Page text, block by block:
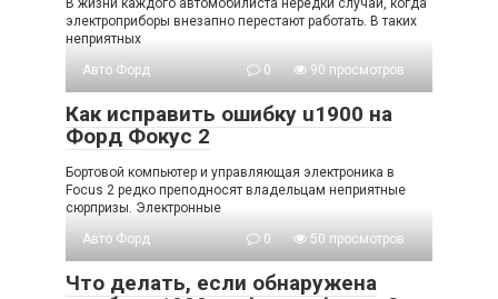
В жизни каждого автомобилиста нередки случаи, когда
электроприборы внезапно перестают работать. В таких
неприятных
Авто Форд
0 90 просмотров
Как исправить ошибку u1900 на
Форд Фокус 2
Бортовой компьютер и управляющая электроника в
Focus 2 редко преподносят владельцам неприятные
сюрпризы. Электронные
Авто Форд
0 50 просмотров
Что делать, если обнаружена